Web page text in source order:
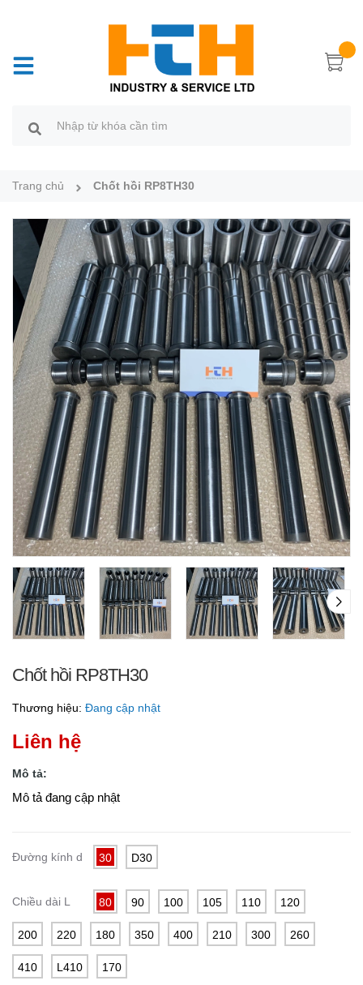
Trang chủ Chốt hồi RP8TH30
Chốt hồi RP8TH30
Thương hiệu: Đang cập nhật
Liên hệ
Mô tả:
Mô tả đang cập nhật
Đường kính d 30 D30
Chiều dài L 80 90 100 105 110 120
200 220 180 350 400 210 300 260
410 L410 170